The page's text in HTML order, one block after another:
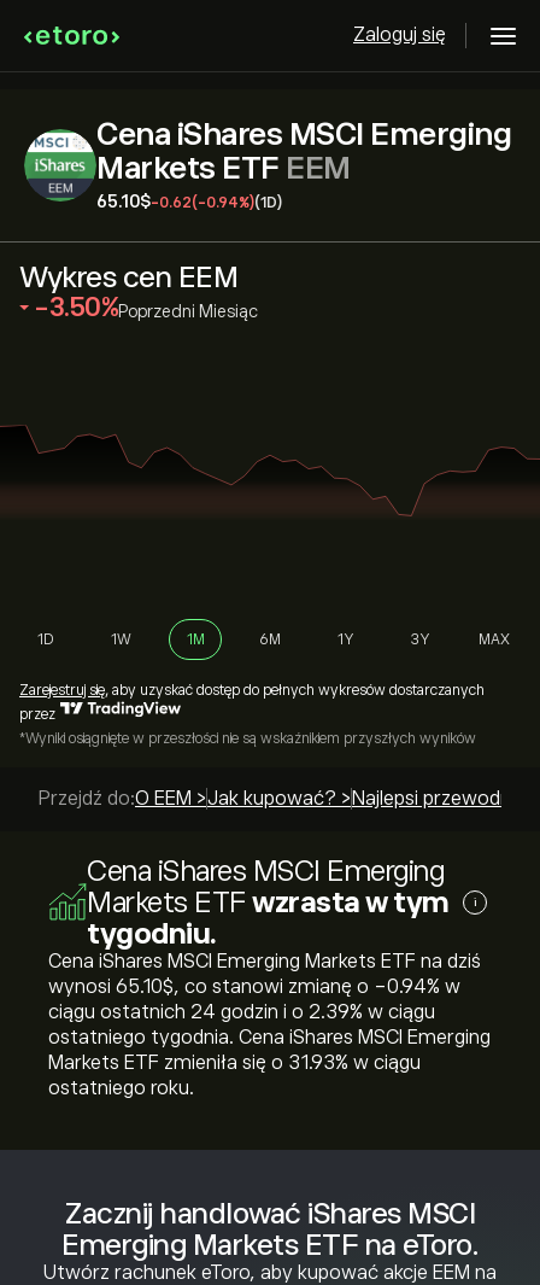
Zaloguj się
Cena iShares MSCI Emerging
Markets ETF EEM
65.10‎$‎-0.62(-0.94%)(1D)
Zacznij handlować iShares MSCI
Emerging Markets ETF na eToro.
Utwórz rachunek eToro, aby kupować akcje EEM na
Wykres cen EEM
‎-3.50‎ Poprzedni Miesiąc
1D 1W 1M 6M 1Y 3Y MAX
Zarejestruj się, aby uzyskać dostęp do pełnych wykresów dostarczanych
przez
*Wyniki osiągnięte w przeszłości nie są wskaźnikiem przyszłych wyników
Przejdź do:O EEM >Jak kupować? > Najlepsi przewodnicy
Cena iShares MSCI Emerging
Markets ETF wzrasta w tym
tygodniu.
i
Cena iShares MSCI Emerging Markets ETF na dziś
wynosi 65.10‎$‎, co stanowi zmianę o ‎-0.94‎% w
ciągu ostatnich 24 godzin i o ‎2.39‎% w ciągu
ostatniego tygodnia. Cena iShares MSCI Emerging
Markets ETF zmieniła się o ‎31.93‎% w ciągu
ostatniego roku.